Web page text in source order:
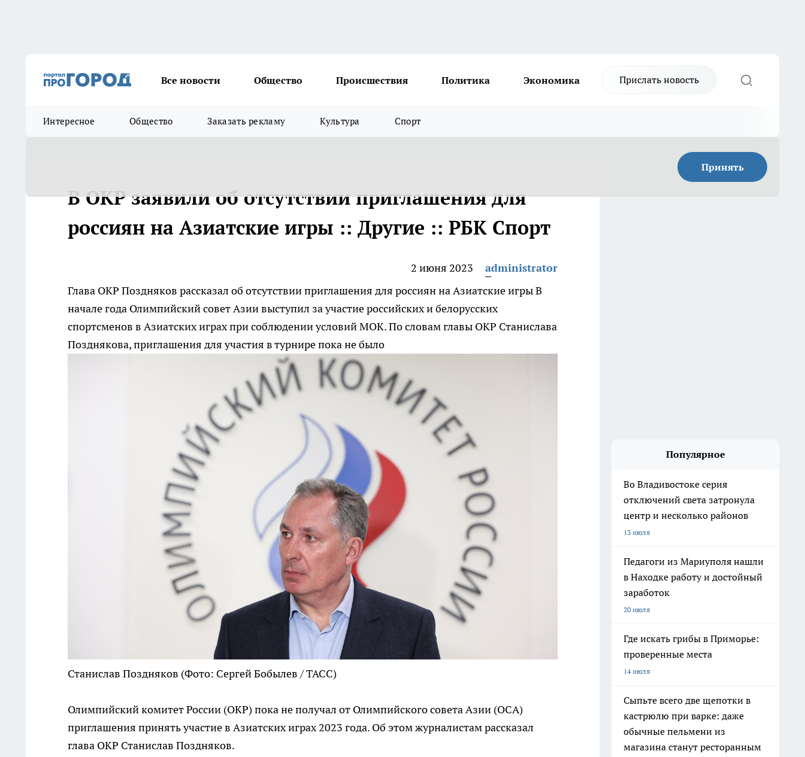
Все новости Общество Происшествия Политика Экономика Прислать новость
Интересное Общество Заказать рекламу Культура Спорт
Принять
В ОКР заявили об отсутствии приглашения для
россиян на Азиатские игры :: Другие :: РБК Спорт
2 июня 2023
administrator
Глава ОКР Поздняков рассказал об отсутствии приглашения для россиян на Азиатские игрыВ
начале года Олимпийский совет Азии выступил за участие российских и белорусских
спортсменов в Азиатских играх при соблюдении условий МОК. По словам главы ОКР Станислава
Позднякова, приглашения для участия в турнире пока не было
Станислав Поздняков (Фото: Сергей Бобылев / ТАСС)
Олимпийский комитет России (ОКР) пока не получал от Олимпийского совета Азии (OCA)
приглашения принять участие в Азиатских играх 2023 года. Об этом журналистам рассказал
глава ОКР Станислав Поздняков.
Популярное
Во Владивостоке серия
отключений света затронула
центр и несколько районов
13 июля
Педагоги из Мариуполя нашли
в Находке работу и достойный
заработок
20 июля
Где искать грибы в Приморье:
проверенные места
14 июля
Сыпьте всего две щепотки в
кастрюлю при варке: даже
обычные пельмени из
магазина станут ресторанным